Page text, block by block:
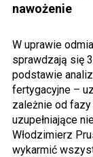
nawożenie
W uprawie
sprawdzają się
podstawie
fertygacyjne –
zależnie od
uzupełniające
Włodzimierz
wykarmić